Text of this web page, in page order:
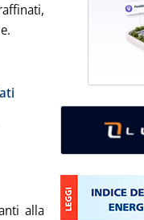
la benzina torna
26 gennaio 2024 alle 8.48.
alla